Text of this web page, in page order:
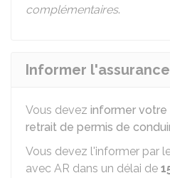
complémentaires.
Informer
Vous devez informer votre
retrait de permis de
Vous devez l'informer par
avec AR dans un délai de